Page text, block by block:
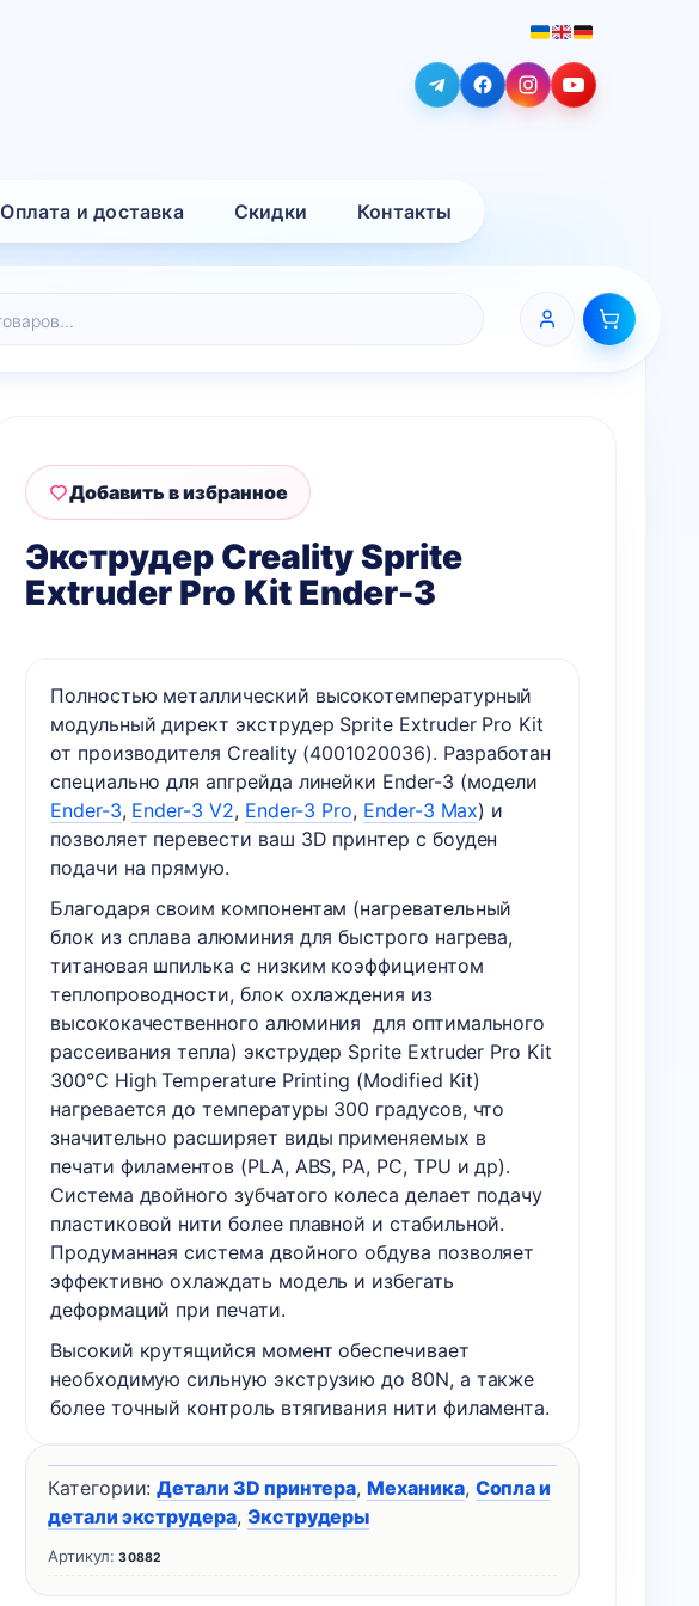
Оплата и доставка Скидки Контакты
Экструдер Creality Sprite
Extruder Pro Kit Ender-3
Полностью металлический высокотемпературный
модульный директ экструдер Sprite Extruder Pro Kit
от производителя Creality (4001020036). Разработан
специально для апгрейда линейки Ender-3 (модели
Ender-3, Ender-3 V2, Ender-3 Pro, Ender-3 Max) и
позволяет перевести ваш 3D принтер с боуден
подачи на прямую.
Благодаря своим компонентам (нагревательный
блок из сплава алюминия для быстрого нагрева,
титановая шпилька с низким коэффициентом
теплопроводности, блок охлаждения из
высококачественного алюминия для оптимального
рассеивания тепла) экструдер Sprite Extruder Pro Kit
300℃ High Temperature Printing (Modified Kit)
нагревается до температуры 300 градусов, что
значительно расширяет виды применяемых в
печати филаментов (PLA, ABS, PA, PC, TPU и др).
Система двойного зубчатого колеса делает подачу
пластиковой нити более плавной и стабильной.
Продуманная система двойного обдува позволяет
эффективно охлаждать модель и избегать
деформаций при печати.
Высокий крутящийся момент обеспечивает
необходимую сильную экструзию до 80N, а также
более точный контроль втягивания нити филамента.
Добавить в избранное
Артикул:30882
Категории:Детали 3D принтера,Механика, Сопла и
детали экструдера, Экструдеры